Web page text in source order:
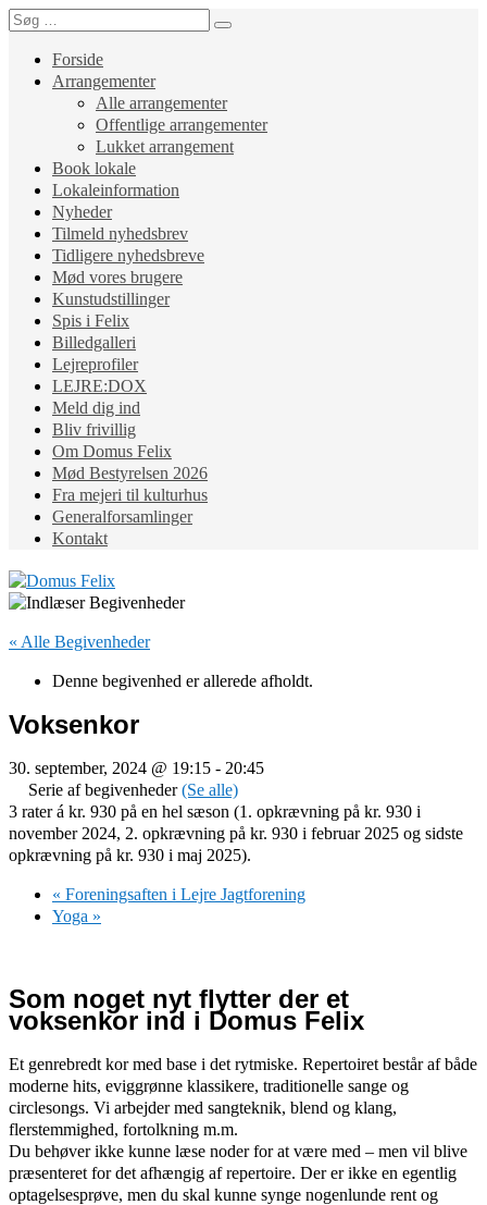
Forside
Arrangementer
Alle arrangementer
Offentlige arrangementer
Lukket arrangement
Book lokale
Lokaleinformation
Nyheder
Tilmeld nyhedsbrev
Tidligere nyhedsbreve
Mød vores brugere
Kunstudstillinger
Spis i Felix
Billedgalleri
Lejreprofiler
LEJRE:DOX
Meld dig ind
Bliv frivillig
Om Domus Felix
Mød Bestyrelsen 2026
Fra mejeri til kulturhus
Generalforsamlinger
Kontakt
« Alle Begivenheder
Denne begivenhed er allerede afholdt.
Voksenkor
30. september, 2024 @ 19:15 - 20:45
Serie af begivenheder(Se alle)
3 rater á kr. 930 på en hel sæson (1. opkrævning på kr. 930 i
november 2024, 2. opkrævning på kr. 930 i februar 2025 og sidste
opkrævning på kr. 930 i maj 2025).
« Foreningsaften i Lejre Jagtforening
Yoga »
Som noget nyt flytter der et
voksenkor ind i Domus Felix
Et genrebredt kor med base i det rytmiske. Repertoiret består af både
moderne hits, eviggrønne klassikere, traditionelle sange og
circlesongs. Vi arbejder med sangteknik, blend og klang,
flerstemmighed, fortolkning m.m.
Du behøver ikke kunne læse noder for at være med – men vil blive
præsenteret for det afhængig af repertoire. Der er ikke en egentlig
optagelsesprøve, men du skal kunne synge nogenlunde rent og